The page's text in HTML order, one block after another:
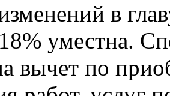
в
уместна.
вычет по